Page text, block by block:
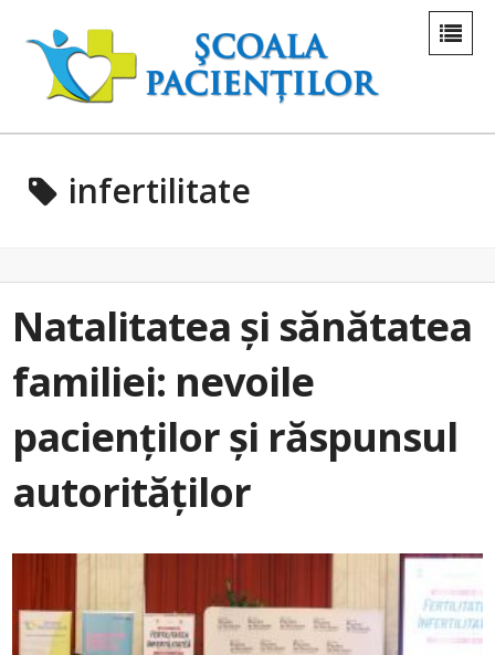
infertilitate
Natalitatea și sănătatea
familiei: nevoile
pacienților și răspunsul
autorităților